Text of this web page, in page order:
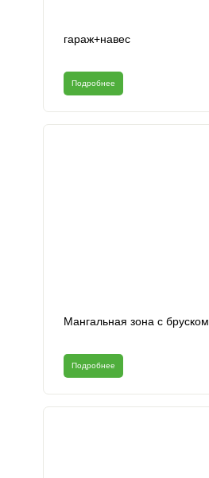
гараж+навес
Подробнее
Мангальная зона с бруском
Подробнее